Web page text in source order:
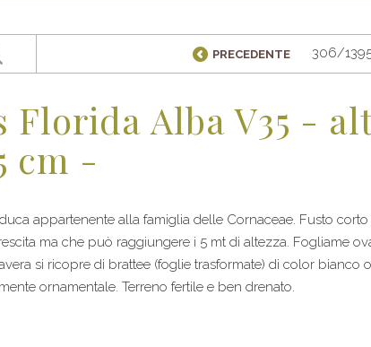
PRECEDENTE 306/
Florida Alba V35 -
cm -
appartenente alla famiglia delle Cornaceae. Fusto
ma che può raggiungere i 5 mt di altezza. Fogliame
si ricopre di brattee (foglie trasformate) di color bianco
ornamentale. Terreno fertile e ben drenato.